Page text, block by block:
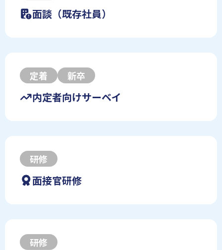
面談（既存社員）
定着 新卒
内定者向けサーベイ
研修
面接官研修
研修